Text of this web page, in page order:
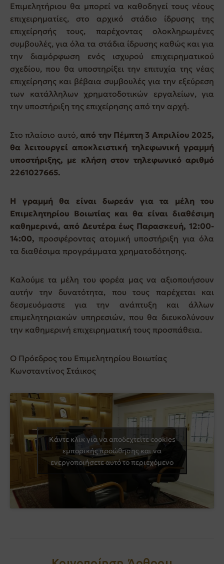
Επιμελητήριου θα μπορεί να καθοδηγεί τους νέους
επιχειρηματίες, στο αρχικό στάδιο ίδρυσης της
επιχείρησής τους, παρέχοντας ολοκληρωμένες
συμβουλές, για όλα τα στάδια ίδρυσης καθώς και για
την διαμόρφωση ενός ισχυρού επιχειρηματικού
σχεδίου, που θα υποστηρίξει την επιτυχία της νέας
επιχείρησης και βέβαια συμβουλές για την εξεύρεση
των κατάλληλων χρηματοδοτικών εργαλείων, για
την υποστήριξη της επιχείρησης από την αρχή.
Στο πλαίσιο αυτό,από την Πέμπτη 3 Απριλίου 2025,
θα λειτουργεί αποκλειστική τηλεφωνική γραμμή
υποστήριξης, με κλήση στον τηλεφωνικό αριθμό
2261027665.
Η γραμμή θα είναι δωρεάν για τα μέλη του
Επιμελητηρίου Βοιωτίας και θα είναι διαθέσιμη
καθημερινά, από Δευτέρα έως Παρασκευή, 12:00-
14:00, προσφέροντας ατομική υποστήριξη για όλα
τα διαθέσιμα προγράμματα χρηματοδότησης.
Καλούμε τα μέλη του φορέα μας να αξιοποιήσουν
αυτήν την δυνατότητα, που τους παρέχεται και
δεσμευόμαστε για την ανάπτυξη και άλλων
επιμελητηριακών υπηρεσιών, που θα διευκολύνουν
την καθημερινή επιχειρηματική τους προσπάθεια.
Ο Πρόεδρος του Επιμελητηρίου Βοιωτίας
Κωνσταντίνος Στάικος
Κάντε κλικ για να αποδεχτείτε cookies
εμπορικής προώθησης και να
ενεργοποιήσετε αυτό το περιεχόμενο